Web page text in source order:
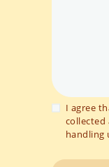
I agree
collected
handling